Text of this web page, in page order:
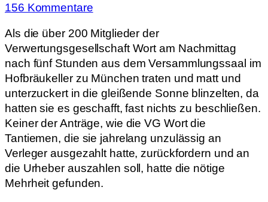
156 Kommentare
Als die über 200 Mitglieder der
Verwertungsgesellschaft Wort am Nachmittag
nach fünf Stunden aus dem Versammlungssaal im
Hofbräukeller zu München traten und matt und
unterzuckert in die gleißende Sonne blinzelten, da
hatten sie es geschafft, fast nichts zu beschließen.
Keiner der Anträge, wie die VG Wort die
Tantiemen, die sie jahrelang unzulässig an
Verleger ausgezahlt hatte, zurückfordern und an
die Urheber auszahlen soll, hatte die nötige
Mehrheit gefunden.